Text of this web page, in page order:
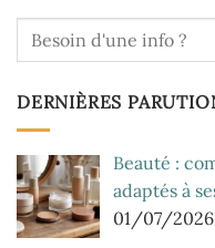
DERNIÈRES
Beauté :
adaptés à
01/07/2026